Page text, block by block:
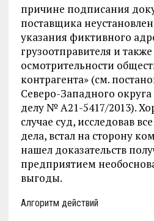
причине подписания
поставщика
указания фиктивного
грузоотправителя и
осмотрительности
контрагента» (см.
Северо-Западного округа
делу № А21-5417/2013).
случае суд, исследовав
дела, встал на сторону
нашел доказательств
предприятием
выгоды.
Алгоритм действий